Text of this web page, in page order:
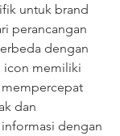
untuk brand
perancangan
dengan
icon memiliki
dan
dengan